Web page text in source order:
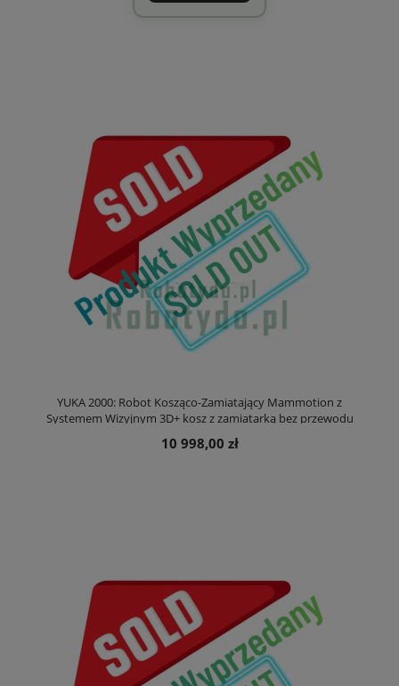
YUKA 2000: Robot Kosząco-Zamiatający Mammotion z
Systemem Wizyjnym 3D+ kosz z zamiatarką bez przewodu
ograniczającego
10 998,00 zł